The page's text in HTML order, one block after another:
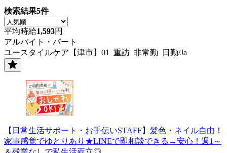
検索結果5件
平均時給1,593円
アルバイト・パート
ユースタイルケア【津市】01_重訪_非常勤_日勤/Ja
【日常生活サポート・お手伝いSTAFF】髪色・ネイル自由！
家事感覚でゆとりあり★LINEで即相談できる→安心！週1～